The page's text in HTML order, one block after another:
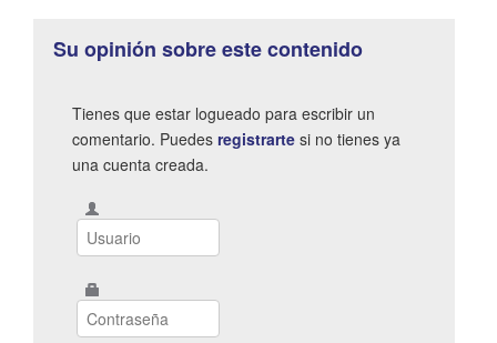
Su opinión sobre este contenido
Tienes que estar logueado para escribir un
comentario. Puedes registrarte si no tienes ya
una cuenta creada.